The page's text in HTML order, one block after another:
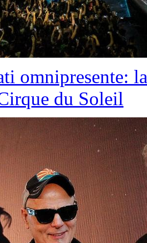
omnipresente:
du Soleil